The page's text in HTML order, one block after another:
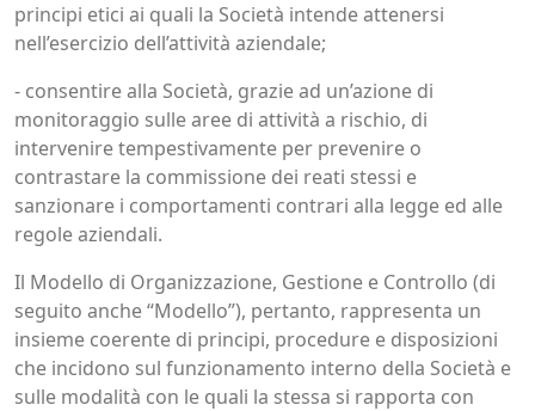
principi etici ai quali la Società intende attenersi
nell’esercizio dell’attività aziendale;
- consentire alla Società, grazie ad un’azione di
monitoraggio sulle aree di attività a rischio, di
intervenire tempestivamente per prevenire o
contrastare la commissione dei reati stessi e
sanzionare i comportamenti contrari alla legge ed alle
regole aziendali.
Il Modello di Organizzazione, Gestione e Controllo (di
seguito anche “Modello”), pertanto, rappresenta un
insieme coerente di principi, procedure e disposizioni
che incidono sul funzionamento interno della Società e
sulle modalità con le quali la stessa si rapporta con